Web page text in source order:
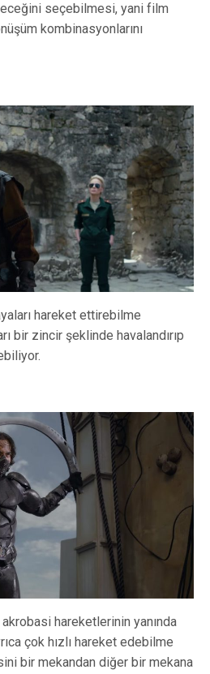
seçebilmesi, yani film
kombinasyonlarını
hareket ettirebilme
bir zincir şeklinde havalandırıp
hareketlerinin yanında
çok hızlı hareket edebilme
bir mekandan diğer bir mekana